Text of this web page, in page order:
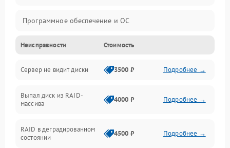
Программное обеспечение и ОС
Охлаждение и температура
Материнская плата и процессор
Сеть и коммуникации
Неисправности Стоимость
Сервер не видит диски 3500 ₽ Подробнее →
Выпал диск из RAID-
массива
4000 ₽ Подробнее →
RAID в деградированном
состоянии
4500 ₽ Подробнее →